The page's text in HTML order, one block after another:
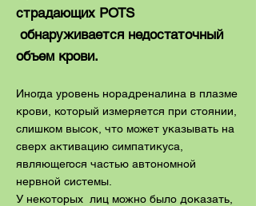
страдающих POTS
обнаруживается недостаточный
объем крови.
Иногда уровень норадреналина в плазме
крови, который измеряется при стоянии,
слишком высок, что может указывать на
сверх активацию симпатикуса,
являющегося частью автономной
нервной системы.
У некоторых лиц можно было доказать,